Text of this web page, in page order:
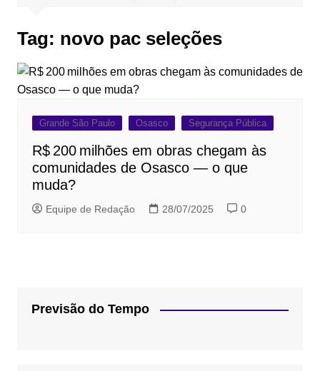
Tag: novo pac seleções
Grande São Paulo Osasco Segurança Pública
R$ 200 milhões em obras chegam às
comunidades de Osasco — o que
muda?
Equipe de Redação 28/07/2025 0
Previsão do Tempo